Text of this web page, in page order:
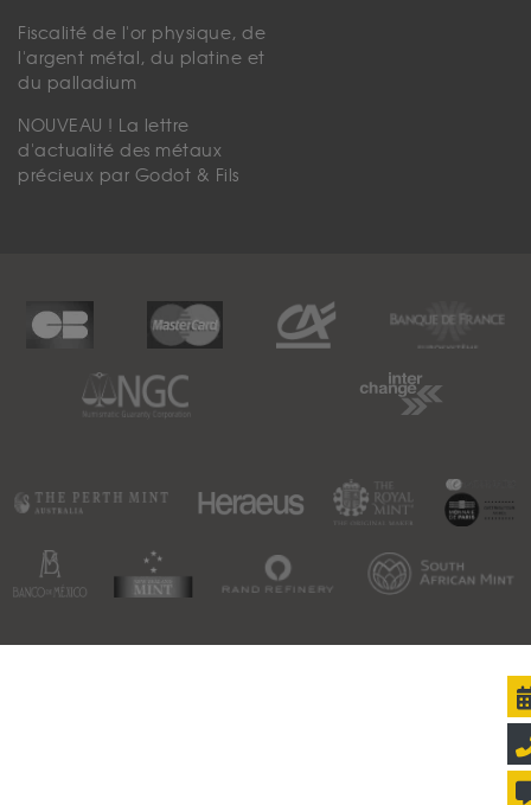
Fiscalité de l'or physique, de
l'argent métal, du platine et
du palladium
NOUVEAU ! La lettre
d'actualité des métaux
précieux par Godot & Fils